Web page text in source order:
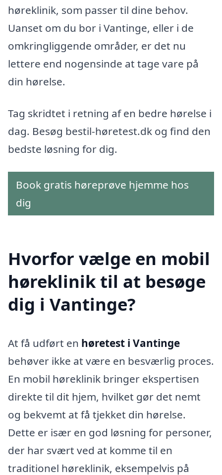
høreklinik, som passer til dine behov.
Uanset om du bor i Vantinge, eller i de
omkringliggende områder, er det nu
lettere end nogensinde at tage vare på
din hørelse.
Tag skridtet i retning af en bedre hørelse i
dag. Besøg bestil-høretest.dk og find den
bedste løsning for dig.
Book gratis høreprøve hjemme hos
dig
Hvorfor vælge en mobil
høreklinik til at besøge
dig i Vantinge?
At få udført en høretest i Vantinge
behøver ikke at være en besværlig proces.
En mobil høreklinik bringer ekspertisen
direkte til dit hjem, hvilket gør det nemt
og bekvemt at få tjekket din hørelse.
Dette er især en god løsning for personer,
der har svært ved at komme til en
traditionel høreklinik, eksempelvis på